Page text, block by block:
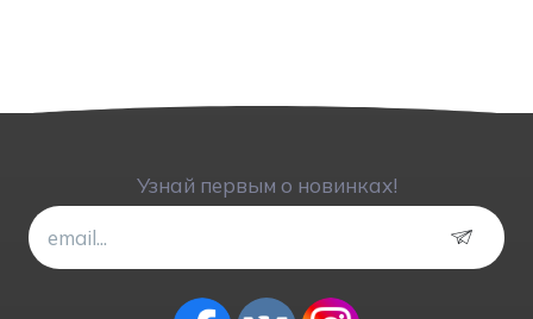
Узнай первым о новинках!